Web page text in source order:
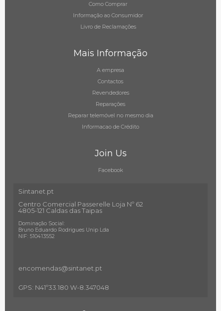
Como Comprar
Informação ao Consumidor
Livro de Reclamações
Mais Informação
A empresa
Contactos
Revendedores
Reparações
Reparar telemóvel no mesmo dia
Informacao de Crédito
Join Us
Facebook
Sintanet.pt
Centro Comercial Passerelle Loja Nº 62
4805-121 Caldas das Taipas
Dominação Social:
Bruno Eduardo Rodrigues Unip Lda
NIF: 510413552
encomendas@sintanet .pt
GPS: N41º33.180 W-8.347048